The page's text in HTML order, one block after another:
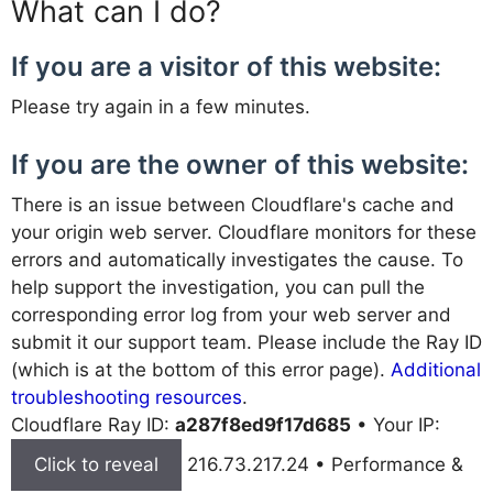
What can I do?
If you are a visitor of this website:
Please try again in a few minutes.
If you are the owner of this website:
There is an issue between Cloudflare's cache and
your origin web server. Cloudflare monitors for these
errors and automatically investigates the cause. To
help support the investigation, you can pull the
corresponding error log from your web server and
submit it our support team. Please include the Ray ID
(which is at the bottom of this error page). Additional
troubleshooting resources.
Cloudflare Ray ID: a287f8ed9f17d685 • Your IP:
Click to reveal
216.73.217.24 • Performance &